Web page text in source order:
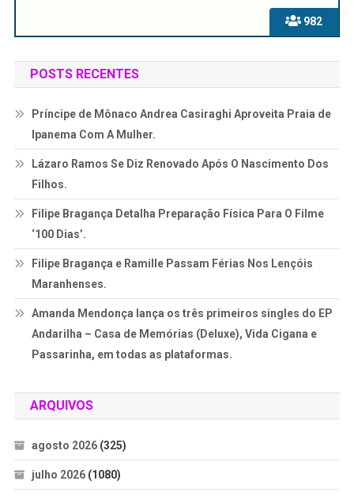
982
POSTS RECENTES
Príncipe de Mônaco Andrea Casiraghi Aproveita Praia de
Ipanema Com A Mulher.
Lázaro Ramos Se Diz Renovado Após O Nascimento Dos
Filhos.
Filipe Bragança Detalha Preparação Física Para O Filme
‘100 Dias’.
Filipe Bragança e Ramille Passam Férias Nos Lençóis
Maranhenses.
Amanda Mendonça lança os três primeiros singles do EP
Andarilha – Casa de Memórias (Deluxe), Vida Cigana e
Passarinha, em todas as plataformas.
ARQUIVOS
agosto 2026(325)
julho 2026(1080)